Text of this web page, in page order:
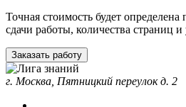
Точная стоимость будет определена
сдачи работы, количества страниц
Заказать работу
г. Москва, Пятницкий переулок д. 2